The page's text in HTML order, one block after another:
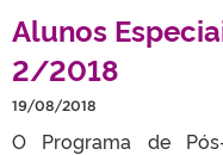
Alunos
2/2018
19/08/2018
O Programa de